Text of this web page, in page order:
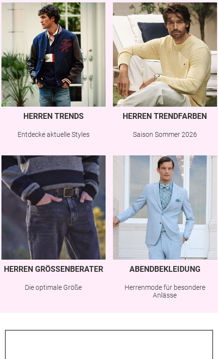
HERREN TRENDS
Entdecke aktuelle Styles
HERREN TRENDFARBEN
Saison Sommer 2026
HERREN GRÖSSENBERATER
Die optimale Größe
ABENDBEKLEIDUNG
Herrenmode für besondere
Anlässe